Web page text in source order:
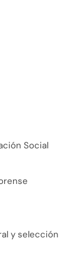
Social
y selección